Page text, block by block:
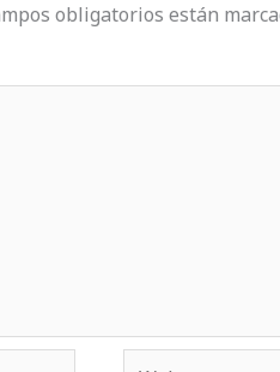
obligatorios están